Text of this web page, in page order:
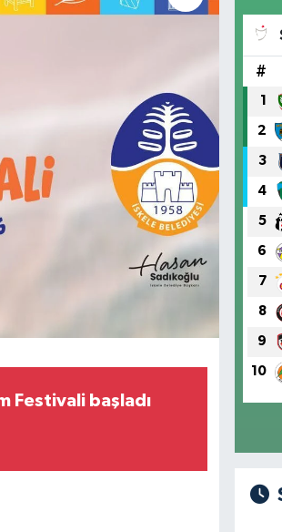
Festivali başladı
#
1
2
3
4
5
6
7
8
9
10